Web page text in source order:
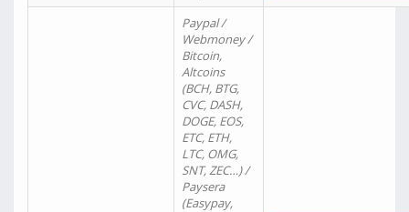
Paypal /
Webmoney /
Bitcoin,
Altcoins
(BCH, BTG,
CVC, DASH,
DOGE, EOS,
ETC, ETH,
LTC, OMG,
SNT, ZEC…) /
Paysera
(Easypay,